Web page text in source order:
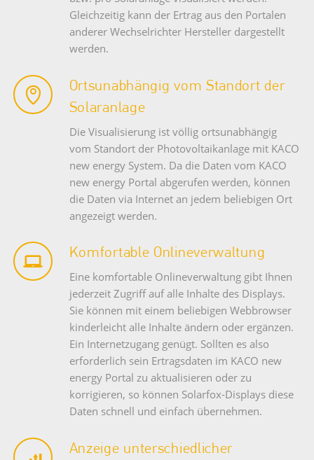
Gleichzeitig kann der Ertrag aus den Portalen
anderer Wechselrichter Hersteller dargestellt
werden.
Ortsunabhängig vom Standort der
Solaranlage
Die Visualisierung ist völlig ortsunabhängig
vom Standort der Photovoltaikanlage mit KACO
new energy System. Da die Daten vom KACO
new energy Portal abgerufen werden, können
die Daten via Internet an jedem beliebigen Ort
angezeigt werden.
Komfortable Onlineverwaltung
Eine komfortable Onlineverwaltung gibt Ihnen
jederzeit Zugriff auf alle Inhalte des Displays.
Sie können mit einem beliebigen Webbrowser
kinderleicht alle Inhalte ändern oder ergänzen.
Ein Internetzugang genügt. Sollten es also
erforderlich sein Ertragsdaten im KACO new
energy Portal zu aktualisieren oder zu
korrigieren, so können Solarfox-Displays diese
Daten schnell und einfach übernehmen.
Anzeige unterschiedlicher